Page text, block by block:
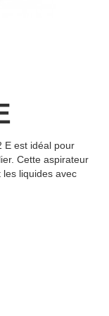
E est idéal pour
Cette aspirateur
les liquides avec